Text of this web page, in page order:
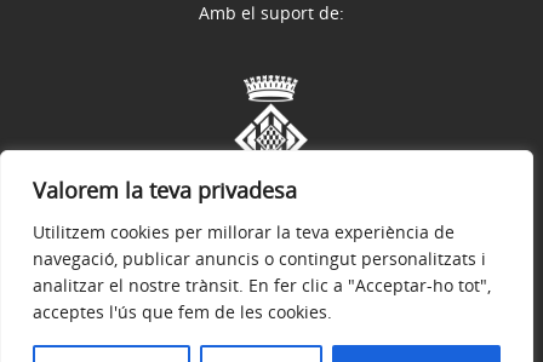
Valorem la teva privadesa
Utilitzem cookies per millorar la teva experiència de
navegació, publicar anuncis o contingut personalitzats i
analitzar el nostre trànsit. En fer clic a "Acceptar-ho tot",
acceptes l'ús que fem de les cookies.
Avís legal Política de privacitat
Amb el suport de: